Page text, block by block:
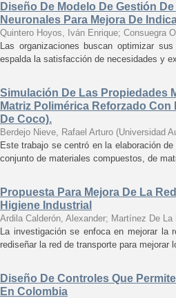
Diseño De Modelo De Gestión
Neuronales Para Mejora De
Quintero Hoyos, Iván Enrique; Consuegra
Las organizaciones buscan optimizar
espalda la satisfacción de necesidades y
Simulación De Las Propiedades
Matriz Polimérica Reforzado
De Coco).
Berdejo Nieve, Rafael Arturo (Universidad
Este trabajo se centró en la elaboración
conjunto de materiales compuestos, de
Propuesta Para Mejora De La
Higiene Industrial
Ardila Calderón, Alexander; Martínez De
La investigación se enfoca en mejorar la
rediseñar la red de transporte para
Diseño De Controles Que
En Colombia